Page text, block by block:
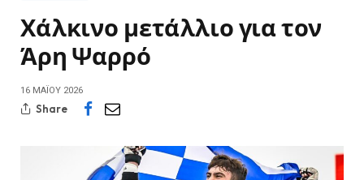
Χάλκινο μετάλλιο για τον
Άρη Ψαρρό
16 ΜΑΪ́ΟΥ 2026
Share